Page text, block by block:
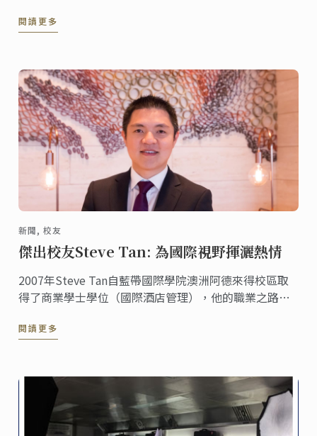
閱讀更多
新聞, 校友
傑出校友Steve Tan: 為國際視野揮灑熱情
2007年Steve Tan自藍帶國際學院澳洲阿德來得校區取
得了商業學士學位（國際酒店管理），他的職業之路專
成為前臺的管理經裡。
閱讀更多